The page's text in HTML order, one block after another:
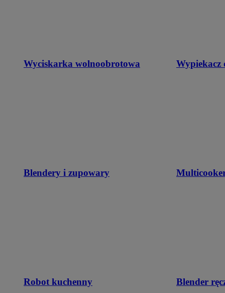
Wyciskarka wolnoobrotowa Wypiekacz
Blendery i zupowary
Robot kuchenny Blender